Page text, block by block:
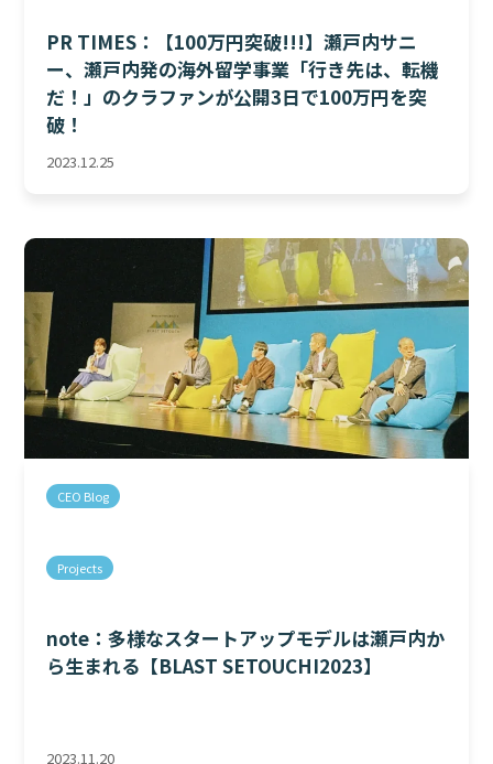
PR TIMES：【100万円突破!!!】瀬戸内サニ
ー、瀬戸内発の海外留学事業「行き先は、転機
だ！」のクラファンが公開3日で100万円を突
破！
2023.12.25
CEO Blog
Projects
note：多様なスタートアップモデルは瀬戸内か
ら生まれる【BLAST SETOUCHI2023】
2023.11.20